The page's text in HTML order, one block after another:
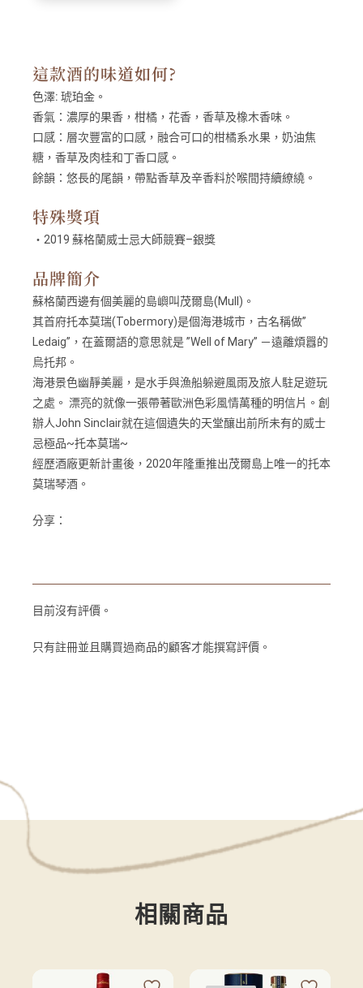
這款酒的味道如何?
色澤: 琥珀金。
香氣： 濃厚的果香，柑橘，花香，香草及橡木香味。
口感： 層次豐富的口感，融合可口的柑橘系水果，奶油焦
糖，香草及肉桂和丁香口感。
餘韻： 悠長的尾韻，帶點香草及辛香料於喉間持續繚繞。
特殊獎項
・2019 蘇格蘭威士忌大師競賽–銀獎
品牌簡介
蘇格蘭西邊有個美麗的島嶼叫茂爾島(Mull)。
其首府托本莫瑞(Tobermory)是個海港城市，古名稱做”
Ledaig”，在蓋爾語的意思就是 ”Well of Mary” －遠離煩囂的
烏托邦。
海港景色幽靜美麗，是水手與漁船躲避風雨及旅人駐足遊玩
之處。 漂亮的就像一張帶著歐洲色彩風情萬種的明信片。創
辦人John Sinclair就在這個遺失的天堂釀出前所未有的威士
忌極品~托本莫瑞~
經歷酒廠更新計畫後，2020年隆重推出茂爾島上唯一的托本
莫瑞琴酒。
分享：
目前沒有評價。
只有註冊並且購買過商品的顧客才能撰寫評價。
相關商品